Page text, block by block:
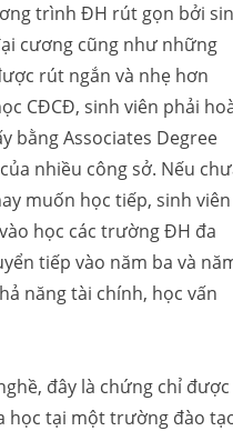
trình ĐH rút gọn bởi
cương cũng như những
rút ngắn và nhẹ hơn
CĐCĐ, sinh viên phải
bằng Associates Degree
nhiều công sở. Nếu
muốn học tiếp, sinh viên
học các trường ĐH đa
tiếp vào năm ba và
năng tài chính, học vấn
đây là chứng chỉ được
học tại một trường đào